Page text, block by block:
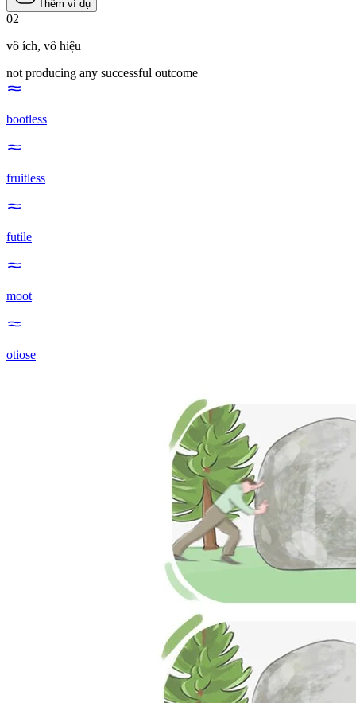
Thêm ví dụ
02
vô ích, vô hiệu
not producing any successful outcome
bootless
fruitless
futile
moot
otiose